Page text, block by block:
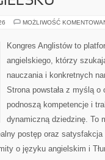
MOŻLIWOŚĆ
Kongres Anglistów to
angielskiego, którzy
nauczania i konkretnych
Strona powstała z myślą o
podnoszą kompetencje i
dynamiczną dziedzinę. To
postęp oraz
o języku angielskim i